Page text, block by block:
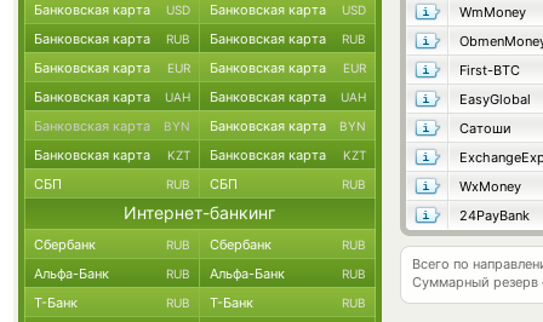
WmMoney
First-BTC
EasyGlobal
Сатоши
WxMoney
24PayBank
Всего по
Суммарный резерв
Банковская карта USD Банковская карта USD
Банковская карта RUB Банковская карта RUB
Банковская карта EUR Банковская карта EUR
Банковская карта UAH Банковская карта UAH
Банковская карта BYN Банковская карта BYN
Банковская карта KZT Банковская карта KZT
СБП RUB СБП RUB
Интернет-банкинг
Сбербанк RUB Сбербанк RUB
Альфа-Банк RUB Альфа-Банк RUB
Т-Банк RUB Т-Банк RUB